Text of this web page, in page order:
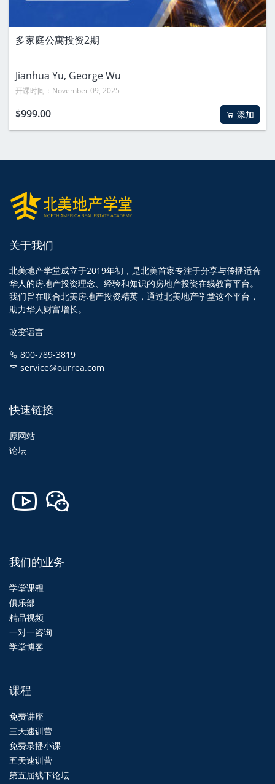
多家庭公寓投资2期
Jianhua Yu, George Wu
开课时间：November 09, 2025
$999.00 添加
关于我们
北美地产学堂成立于2019年初，是北美首家专注于分享与传播适合
华人的房地产投资理念、经验和知识的房地产投资在线教育平台。
我们旨在联合北美房地产投资精英，通过北美地产学堂这个平台，
助力华人财富增长。
改变语言
800-789-3819
service@ourrea.com
快速链接
原网站
论坛
我们的业务
学堂课程
俱乐部
精品视频
一对一咨询
学堂博客
课程
免费讲座
三天速训营
免费录播小课
五天速训营
第五届线下论坛